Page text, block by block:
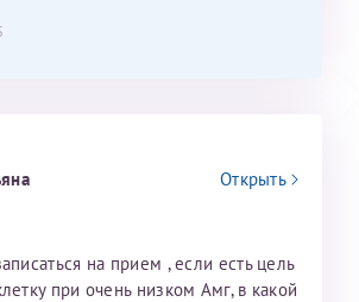
Открыть
на прием , если есть цель
при очень низком Амг, в какой